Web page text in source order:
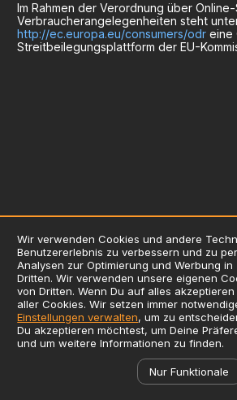
Im Rahmen der Verordnung über
Verbraucherangelegenheiten steht
http://ec.europa.eu/consumers/odr eine
Streitbeilegungsplattform der EU-
AGB
Impressum
Verwendung von
Zusatzstoffliste /
©
Wir verwenden Cookies und andere
Benutzererlebnis zu verbessern und zu
Analysen zur Optimierung und Werbung
Dritten. Wir verwenden unsere eigenen
von Dritten. Wenn Du auf alles
aller Cookies. Wir setzen immer
Einstellungen verwalten, um zu
Du akzeptieren möchtest, um Deine
und um weitere Informationen zu finden.
Nur Funktionale